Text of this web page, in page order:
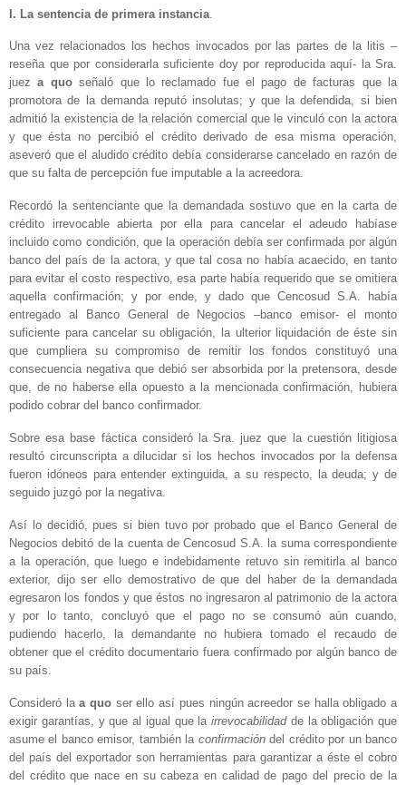
I. La sentencia de primera instancia
Una vez relacionados los hechos invocados por las partes de la litis –
reseña que por considerarla suficiente doy por reproducida aquí- la Sra.
jueza quoseñaló que lo reclamado fue el pago de facturas que la
promotora de la demanda reputó insolutas; y que la defendida, si bien
admitió la existencia de la relación comercial que le vinculó con la actora
y que ésta no percibió el crédito derivado de esa misma operación,
aseveró que el aludido crédito debía considerarse cancelado en razón de
que su falta de percepción fue imputable a la acreedora.
Recordó la sentenciante que la demandada sostuvo que en la carta de
crédito irrevocable abierta por ella para cancelar el adeudo habíase
incluido como condición, que la operación debía ser confirmada por algún
banco del país de la actora, y que tal cosa no había acaecido, en tanto
para evitar el costo respectivo, esa parte había requerido que se omitiera
aquella confirmación; y por ende, y dado que Cencosud S.A. había
entregado al Banco General de Negocios –banco emisor- el monto
suficiente para cancelar su obligación, la ulterior liquidación de éste sin
que cumpliera su compromiso de remitir los fondos constituyó una
consecuencia negativa que debió ser absorbida por la pretensora, desde
que, de no haberse ella opuesto a la mencionada confirmación, hubiera
podido cobrar del banco confirmador.
Sobre esa base fáctica consideró la Sra. juez que la cuestión litigiosa
resultó circunscripta a dilucidar si los hechos invocados por la defensa
fueron idóneos para entender extinguida, a su respecto, la deuda; y de
seguido juzgó por la negativa.
Así lo decidió, pues si bien tuvo por probado que el Banco General de
Negocios debitó de la cuenta de Cencosud S.A. la suma correspondiente
a la operación, que luego e indebidamente retuvo sin remitirla al banco
exterior, dijo ser ello demostrativo de que del haber de la demandada
egresaron los fondos y que éstos no ingresaron al patrimonio de la actora
y por lo tanto, concluyó que el pago no se consumó aún cuando,
pudiendo hacerlo, la demandante no hubiera tomado el recaudo de
obtener que el crédito documentario fuera confirmado por algún banco de
su país.
Consideró laa quo ser ello así pues ningún acreedor se halla obligado a
exigir garantías, y que al igual que la irrevocabilidad de la obligación que
asume el banco emisor, también la confirmacióndel crédito por un banco
del país del exportador son herramientas para garantizar a éste el cobro
del crédito que nace en su cabeza en calidad de pago del precio de la